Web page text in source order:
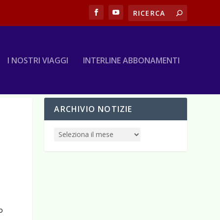
I NOSTRI VIAGGI INTERLINE ABBONAMENTI
ARCHIVIO NOTIZIE